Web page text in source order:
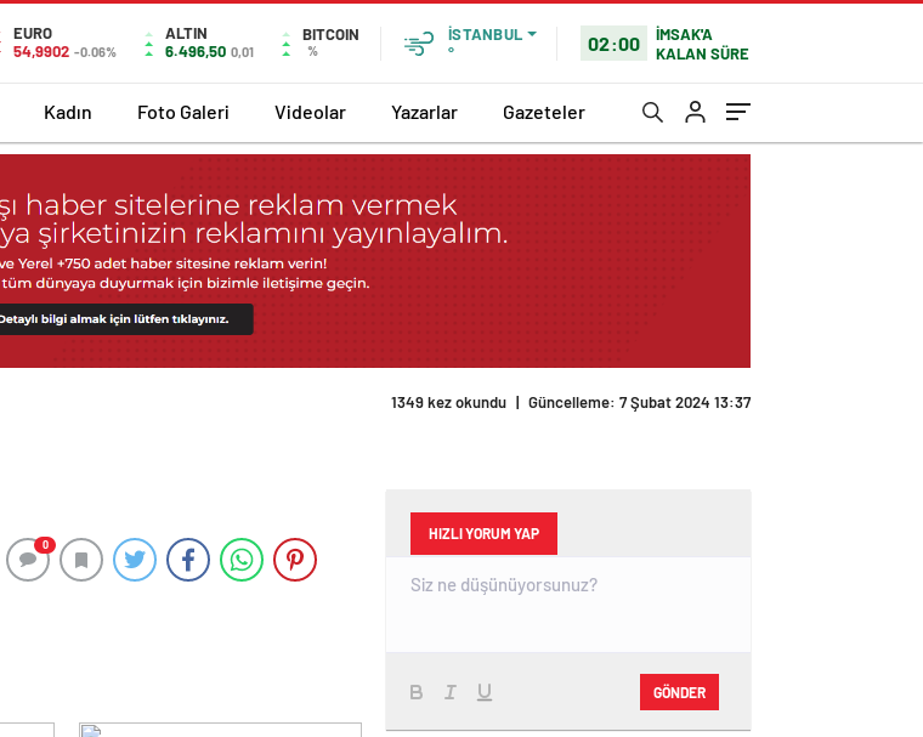
EURO
54,9902 -0.06%
ALTIN
6.496,50 0,01
BITCOIN
%
İSTANBUL
°
02:00
İMSAK'A
KALAN SÜRE
Kadın Foto Galeri Videolar Yazarlar Gazeteler
1349 kez okundu | Güncelleme: 7 Şubat 2024 13:37
0
HIZLI YORUM YAP
GÖNDER